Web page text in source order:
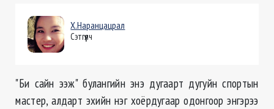
Х.Наранцацрал
Сэтгүүлч
"Би сайн ээж" булангийн энэ дугаарт дугуйн спортын
мастер, алдарт эхийн нэг хоёрдугаар одонгоор энгэрээ